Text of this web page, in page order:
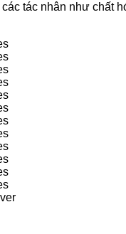
tác nhân như chất